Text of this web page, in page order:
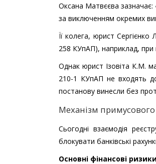
Оксана Матвєєва
за виключенням окремих
Її колега, юрист
258 КУпАП), наприклад,
Однак юрист Ізовіта К.М.
210-1 КУпАП не входять
постанову винесли без
Механізм
Сьогодні взаємодія
блокувати банківські
Основні фінансові